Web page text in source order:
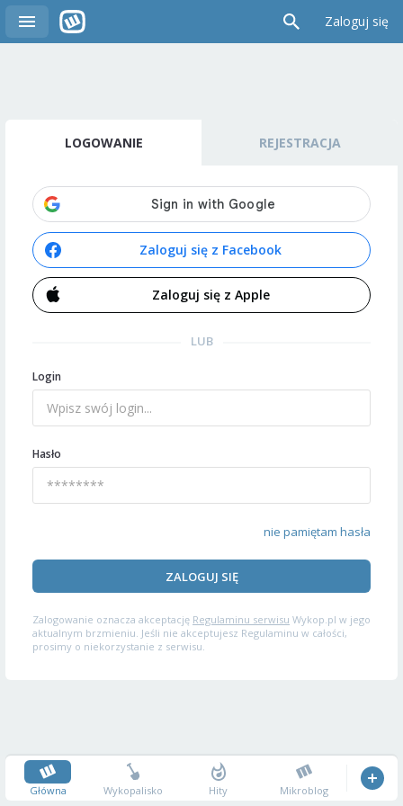
Zaloguj się
LOGOWANIE REJESTRACJA
Zaloguj się z Facebook
Zaloguj się z Apple
LUB
Login
Hasło
nie pamiętam hasła
ZALOGUJ SIĘ
Zalogowanie oznacza akceptację Regulaminu serwisu Wykop.pl w jego
aktualnym brzmieniu. Jeśli nie akceptujesz Regulaminu w całości,
prosimy o niekorzystanie z serwisu.
Główna Wykopalisko Hity Mikroblog